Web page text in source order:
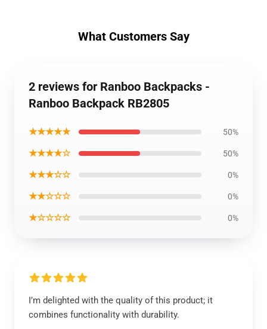
What Customers Say
2 reviews for Ranboo Backpacks -
Ranboo Backpack RB2805
★★★★★ 50%
★★★★☆ 50%
★★★☆☆ 0%
★★☆☆☆ 0%
★☆☆☆☆ 0%
I’m delighted with the quality of this product; it
combines functionality with durability.